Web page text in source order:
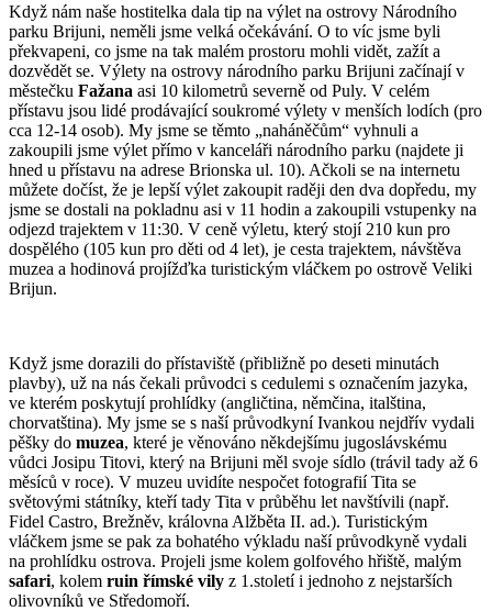
Když nám naše hostitelka dala tip na výlet na ostrovy Národního
parku Brijuni, neměli jsme velká očekávání. O to víc jsme byli
překvapeni, co jsme na tak malém prostoru mohli vidět, zažít a
dozvědět se. Výlety na ostrovy národního parku Brijuni začínají v
městečku Fažana asi 10 kilometrů severně od Puly. V celém
přístavu jsou lidé prodávající soukromé výlety v menších lodích (pro
cca 12-14 osob). My jsme se těmto „naháněčům“ vyhnuli a
zakoupili jsme výlet přímo v kanceláři národního parku (najdete ji
hned u přístavu na adrese Brionska ul. 10). Ačkoli se na internetu
můžete dočíst, že je lepší výlet zakoupit raději den dva dopředu, my
jsme se dostali na pokladnu asi v 11 hodin a zakoupili vstupenky na
odjezd trajektem v 11:30. V ceně výletu, který stojí 210 kun pro
dospělého (105 kun pro děti od 4 let), je cesta trajektem, návštěva
muzea a hodinová projížďka turistickým vláčkem po ostrově Veliki
Brijun.
Když jsme dorazili do přístaviště (přibližně po deseti minutách
plavby), už na nás čekali průvodci s cedulemi s označením jazyka,
ve kterém poskytují prohlídky (angličtina, němčina, italština,
chorvatština). My jsme se s naší průvodkyní Ivankou nejdřív vydali
pěšky do muzea, které je věnováno někdejšímu jugoslávskému
vůdci Josipu Titovi, který na Brijuni měl svoje sídlo (trávil tady až 6
měsíců v roce). V muzeu uvidíte nespočet fotografií Tita se
světovými státníky, kteří tady Tita v průběhu let navštívili (např.
Fidel Castro, Brežněv, královna Alžběta II. ad.). Turistickým
vláčkem jsme se pak za bohatého výkladu naší průvodkyně vydali
na prohlídku ostrova. Projeli jsme kolem golfového hřiště, malým
safari, kolem ruin římské vily z 1.století i jednoho z nejstarších
olivovníků ve Středomoří.